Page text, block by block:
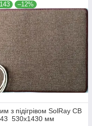
–12%
з підігрівом SolRay CB
530x1430 мм